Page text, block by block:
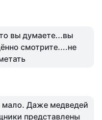
вы думаете...вы
смотрите....не
мало. Даже медведей
представлены